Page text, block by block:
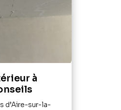
à
d’Aire-sur-la-